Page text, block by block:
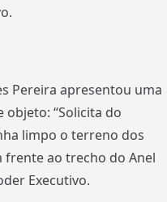
Pereira apresentou uma
“Solicita do
limpo o terreno dos
frente ao trecho do Anel
Executivo.